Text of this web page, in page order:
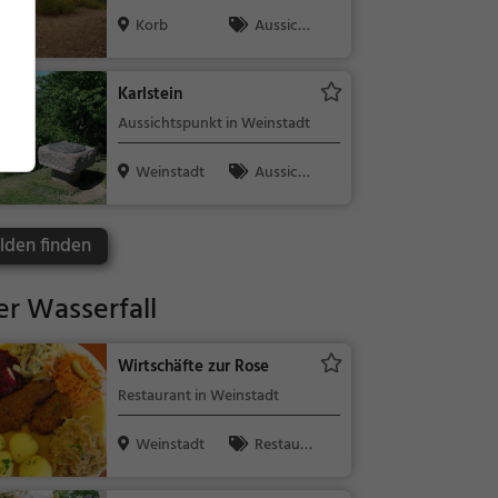
Korb
Aussicht
Karlstein
Aussichtspunkt in Weinstadt
Weinstadt
Aussicht
finden
Wasserfall
Wirtschäfte zur Rose
Restaurant in Weinstadt
Weinstadt
Restaura